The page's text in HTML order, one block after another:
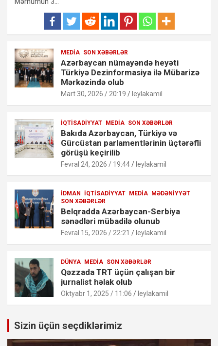
MEDIA SON XƏBƏRLƏR
Azərbaycan nümayəndə heyəti
Türkiyə Dezinformasiya ilə Mübarizə
Mərkəzində olub
Mart 30, 2026 / 20:19 leylakamil
İQTISADIYYAT MEDIA SON XƏBƏRLƏR
Bakıda Azərbaycan, Türkiyə və
Gürcüstan parlamentlərinin üçtərəfli
görüşü keçirilib
Fevral 24, 2026 / 19:44 leylakamil
İDMAN İQTISADIYYAT MEDIA
MƏDƏNIYYƏT
SON XƏBƏRLƏR
Belqradda Azərbaycan-Serbiya
sənədləri mübadilə olunub
Fevral 15, 2026 / 22:21 leylakamil
DÜNYA MEDIA SON XƏBƏRLƏR
Qəzzada TRT üçün çalışan bir
jurnalist həlak olub
Oktyabr 1, 2025 / 11:06 leylakamil
Sizin üçün seçdiklərimiz